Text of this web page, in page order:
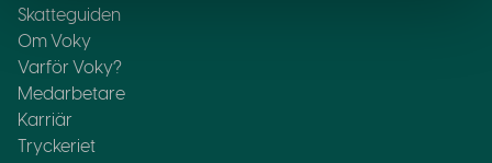
Skatteguiden
Om Voky
Varför Voky?
Medarbetare
Karriär
Tryckeriet